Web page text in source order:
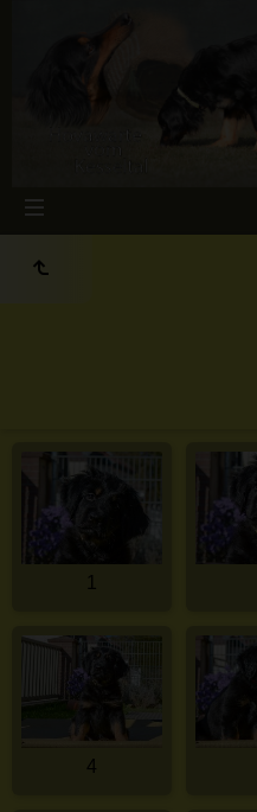
1
4